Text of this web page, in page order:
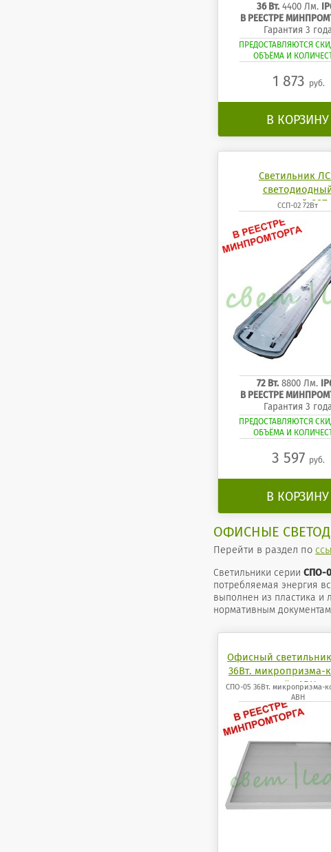
36 Вт.4400 Лм.
В РЕЕСТРЕ
Гарантия 3
ПРЕДОСТАВЛЯЮТСЯ
ОБЪЁМА И
1 873 руб.
В КОРЗИНУ
Светильник
промышленный ССП-
4200К 6500K
ССП-02 72Вт
72 Вт. 8800 Лм.
В РЕЕСТРЕ
Гарантия 3
ПРЕДОСТАВЛЯЮТСЯ
ОБЪЁМА И
3 597 руб.
В КОРЗИНУ
ОФИСНЫЕ
Перейти в раздел по
Светильники серииСПО-
потребляемая энергия
выполнен из пластика и
нормативным
Офисный
36Вт. микропризма-
лёд АВН
СПО-05 36Вт. микропризма-
АВН